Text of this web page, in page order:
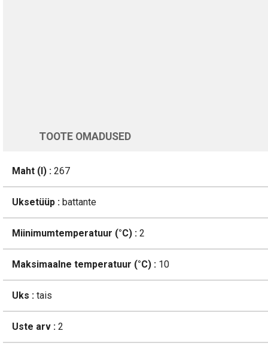
TOOTE OMADUSED
Maht (l) : 267
Uksetüüp : battante
Miinimumtemperatuur (°C) : 2
Maksimaalne temperatuur (°C) : 10
Uks : tais
Uste arv : 2